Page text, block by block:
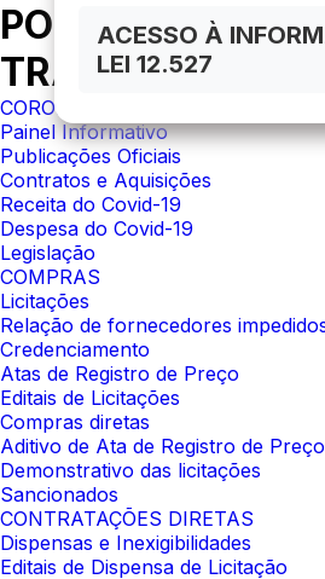
ACESSO À
LEI 12.527
PORTAL DA
TRANSPARÊNCIA
CORONAVÍRUS
Painel Informativo
Publicações Oficiais
Contratos e Aquisições
Receita do Covid-19
Despesa do Covid-19
Legislação
COMPRAS
Licitações
Relação de fornecedores
Credenciamento
Atas de Registro de Preço
Editais de Licitações
Compras diretas
Aditivo de Ata de Registro de Preço
Demonstrativo das licitações
Sancionados
CONTRATAÇÕES DIRETAS
Dispensas e Inexigibilidades
Editais de Dispensa de Licitação